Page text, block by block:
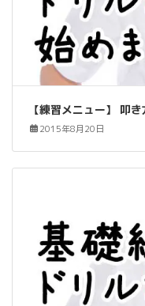
【練習メニュー】 叩
2015年8月20日